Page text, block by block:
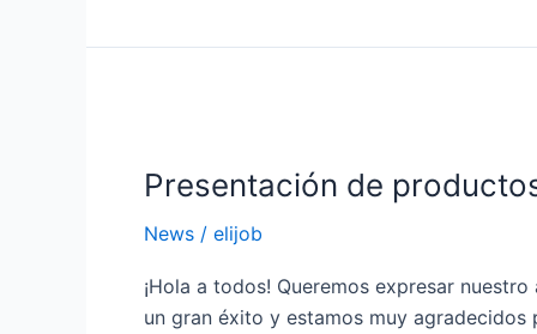
Presentación de
News / elijob
¡Hola a todos! Queremos expresar
un gran éxito y estamos muy agradecidos
productos
15
de